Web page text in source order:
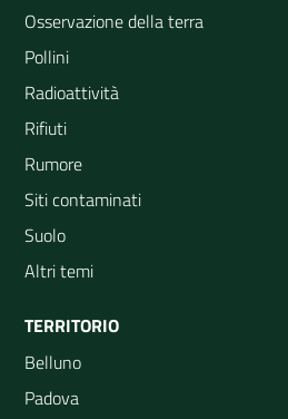
Osservazione della terra
Pollini
Radioattività
Rifiuti
Rumore
Siti contaminati
Suolo
Altri temi
TERRITORIO
Belluno
Padova